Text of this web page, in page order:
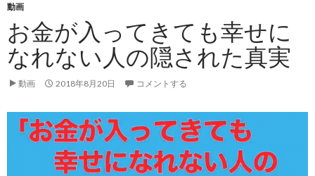
動画
お金が入ってきても幸せに
なれない人の隠された真実
動画 2018年8月20日 コメントする